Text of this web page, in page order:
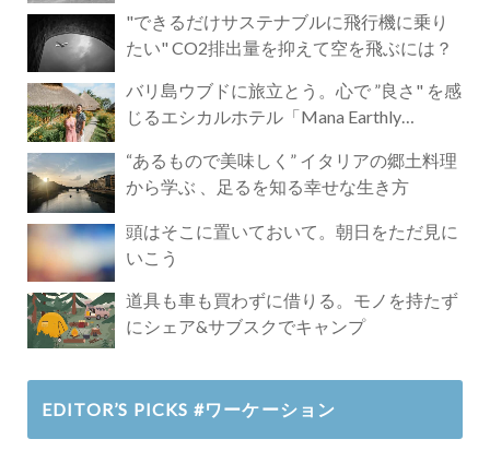
"できるだけサステナブルに飛行機に乗り
たい" CO2排出量を抑えて空を飛ぶには？
バリ島ウブドに旅立とう。心で ”良さ" を感
じるエシカルホテル「Mana Earthly
“あるもので美味しく” イタリアの郷土料理
から学ぶ 、足るを知る幸せな生き方
頭はそこに置いておいて。朝日をただ見に
いこう
道具も車も買わずに借りる。モノを持たず
にシェア&サブスクでキャンプ
EDITOR’S PICKS #ワーケーション